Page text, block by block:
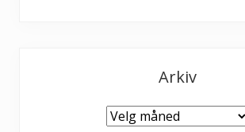
Arkiv
Arkiv